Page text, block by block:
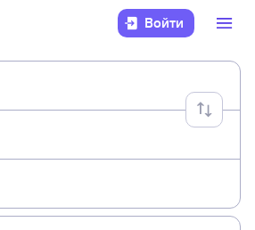
Войти